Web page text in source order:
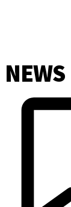
NEWS